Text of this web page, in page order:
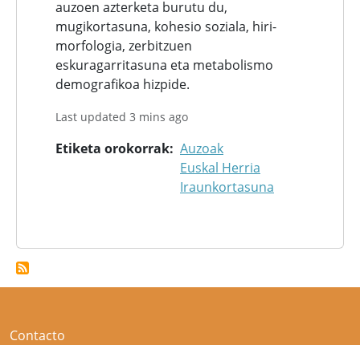
auzoen azterketa burutu du,
mugikortasuna, kohesio soziala, hiri-
morfologia, zerbitzuen
eskuragarritasuna eta metabolismo
demografikoa hizpide.
Last updated 3 mins ago
Etiketa orokorrak Auzoak
Euskal Herria
Iraunkortasuna
Contacto